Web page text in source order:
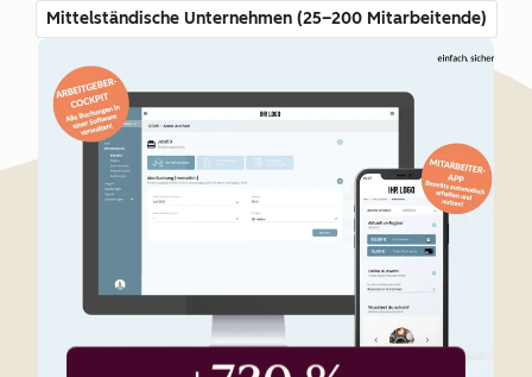
Mittelständische Unternehmen (25–200 Mitarbeitende)